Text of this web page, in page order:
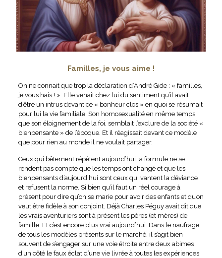
Familles, je vous aime !
On ne connait que trop la déclaration d’André Gide : « familles,
je vous hais ! ». Elle venait chez lui du sentiment qu’il avait
d’être un intrus devant ce « bonheur clos » en quoi se résumait
pour lui la vie familiale. Son homosexualité en même temps
que son éloignement de la foi, semblait l’exclure de la société «
bienpensante » de l’époque. Et il réagissait devant ce modèle
que pour rien au monde il ne voulait partager.
Ceux qui bêtement répètent aujourd’hui la formule ne se
rendent pas compte que les temps ont changé et que les
bienpensants d’aujourd’hui sont ceux qui vantent la déviance
et refusent la norme. Si bien qu’il faut un réel courage à
présent pour dire qu’on se marie pour avoir des enfants et qu’on
veut être fidèle à son conjoint. Déjà Charles Péguy avait dit que
les vrais aventuriers sont à présent les pères (et mères) de
famille. Et c’est encore plus vrai aujourd’hui. Dans le naufrage
de tous les modèles présents sur le marché, il s’agit bien
souvent de s’engager sur une voie étroite entre deux abimes :
d’un côté le faux éclat d’une vie livrée à toutes les expériences